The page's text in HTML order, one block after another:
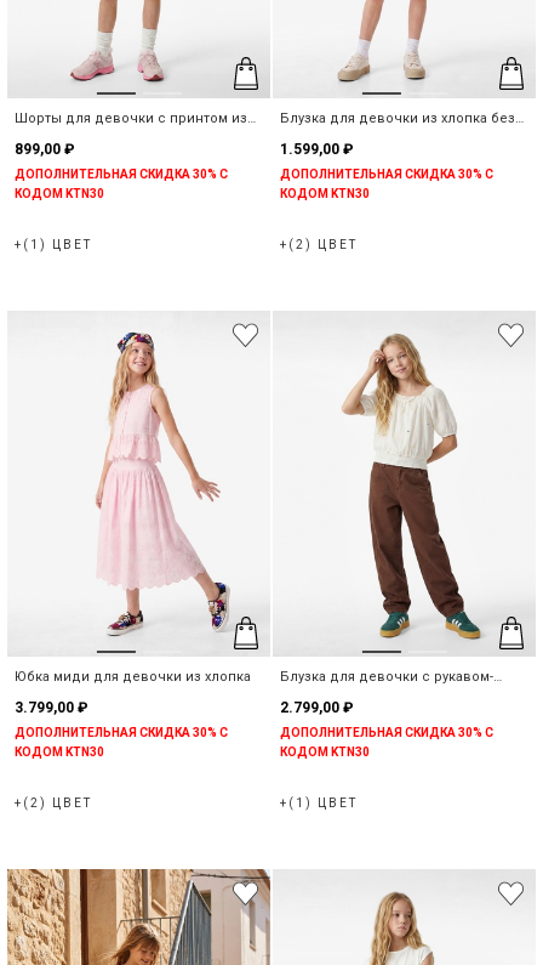
Шорты для девочки с принтом из
899,00 ₽
ДОПОЛНИТЕЛЬНАЯ СКИДКА 30% С
КОДОМ KTN30
+(1) ЦВЕТ
Блузка для девочки из хлопка без
1.599,00 ₽
ДОПОЛНИТЕЛЬНАЯ СКИДКА 30% С
КОДОМ KTN30
+(2) ЦВЕТ
Юбка миди для девочки из хлопка
3.799,00 ₽
ДОПОЛНИТЕЛЬНАЯ СКИДКА 30% С
КОДОМ KTN30
+(2) ЦВЕТ
Блузка для девочки с рукавом-
2.799,00 ₽
ДОПОЛНИТЕЛЬНАЯ СКИДКА 30% С
КОДОМ KTN30
+(1) ЦВЕТ